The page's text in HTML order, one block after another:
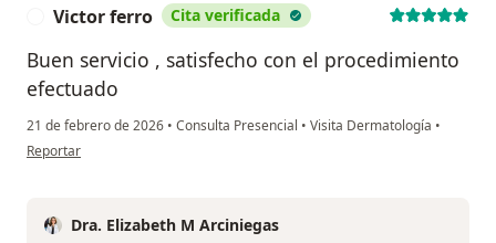
Victor ferro Cita verificada
Buen servicio , satisfecho con el procedimiento
efectuado
21 de febrero de 2026 • Consulta Presencial • Visita Dermatología •
en opinión del usuario Victor ferro
Reportar
Dra. Elizabeth M Arciniegas